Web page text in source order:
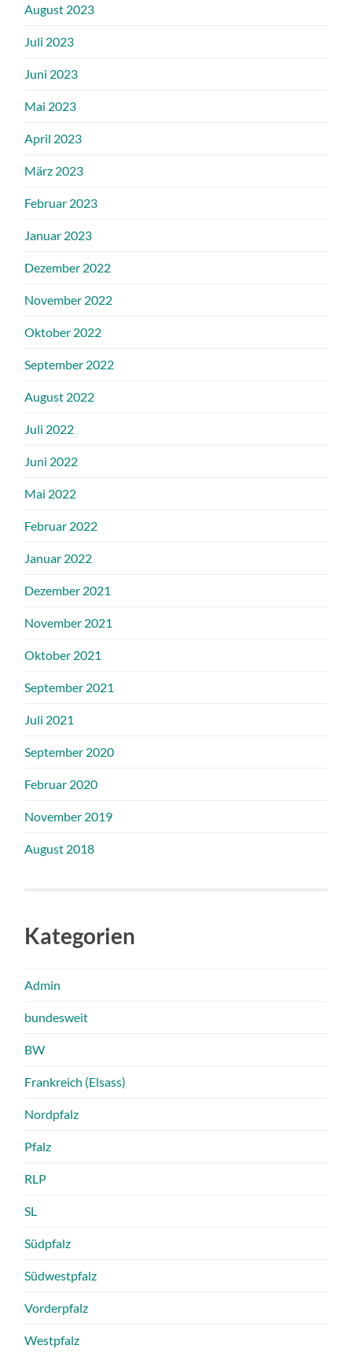
August 2023
Juli 2023
Juni 2023
Mai 2023
April 2023
März 2023
Februar 2023
Januar 2023
Dezember 2022
November 2022
Oktober 2022
September 2022
August 2022
Juli 2022
Juni 2022
Mai 2022
Februar 2022
Januar 2022
Dezember 2021
November 2021
Oktober 2021
September 2021
Juli 2021
September 2020
Februar 2020
November 2019
August 2018
Kategorien
Admin
bundesweit
BW
Frankreich (Elsass)
Nordpfalz
Pfalz
RLP
SL
Südpfalz
Südwestpfalz
Vorderpfalz
Westpfalz